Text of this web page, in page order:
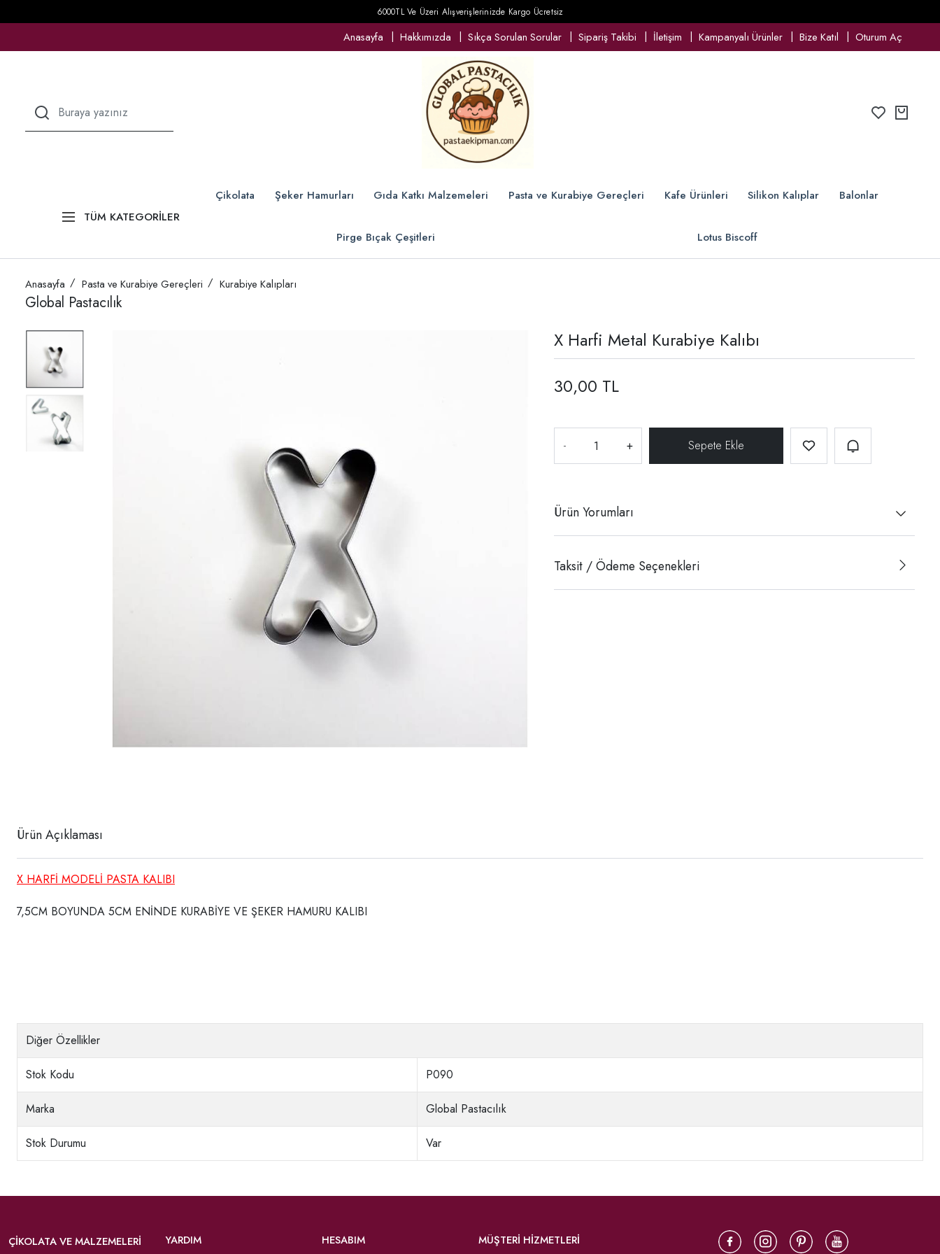
6000TL Ve Üzeri Alışverişlerinizde Kargo Ücretsiz
Anasayfa Hakkımızda Sıkça Sorulan Sorular Sipariş Takibi İletişim Kampanyalı Ürünler Bize Katıl Oturum Aç
TÜM KATEGORİLER
Çikolata Şeker Hamurları Gıda Katkı Malzemeleri Pasta ve Kurabiye Gereçleri Kafe Ürünleri Silikon Kalıplar Balonlar
Pirge Bıçak Çeşitleri Lotus Biscoff
Anasayfa Pasta ve Kurabiye Gereçleri Kurabiye Kalıpları
Global Pastacılık
X Harfi Metal Kurabiye Kalıbı
30,00 TL
- +
Ürün Yorumları
Taksit / Ödeme Seçenekleri
Ürün Açıklaması
X HARFİ MODELİ PASTA KALIBI
7,5CM BOYUNDA 5CM ENİNDE KURABİYE VE ŞEKER HAMURU KALIBI
Diğer Özellikler
Stok Kodu P090
Marka Global Pastacılık
Stok Durumu Var
ÇIKOLATA VE MALZEMELERI
YARDIM
HESABIM
MÜŞTERİ HİZMETLERİ